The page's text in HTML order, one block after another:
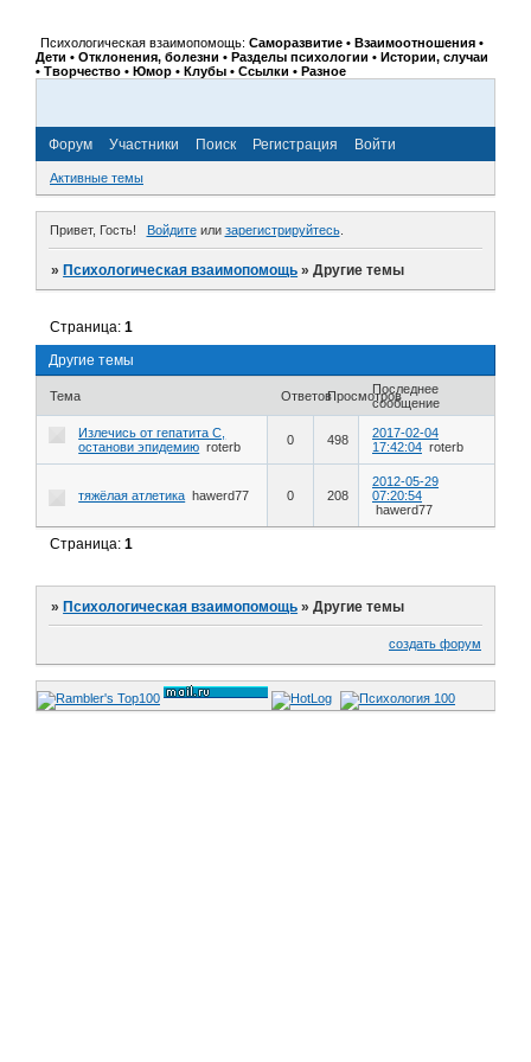
Психологическая взаимопомощь: Саморазвитие • Взаимоотношения •
Дети • Отклонения, болезни • Разделы психологии • Истории, случаи
• Творчество • Юмор • Клубы • Ссылки • Разное
Форум Участники Поиск Регистрация Войти
Активные темы
Привет, Гость! Войдитеили зарегистрируйтесь.
»Психологическая взаимопомощь »Другие темы
Другие темы
Страница:1
Тема ОтветовПросмотровПоследнее
сообщение
Излечись от гепатита С,
останови эпидемию roterb 0 498
2017-02-04
17:42:04 roterb
тяжёлая атлетика hawerd77 0 208
2012-05-29
07:20:54
hawerd77
Страница:1
»Психологическая взаимопомощь »Другие темы
создать форум